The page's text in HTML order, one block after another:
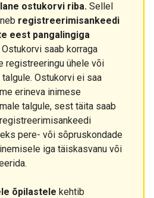
ostukorvi riba. Sellel
registreerimisankeedi
eest pangalingiga
Ostukorvi saab korraga
registreeringu ühele või
Ostukorvi ei saa
erineva inimese
talgule, sest täita saab
pere- või sõpruskondade
iga täiskasvanu või
õpilastele kehtib